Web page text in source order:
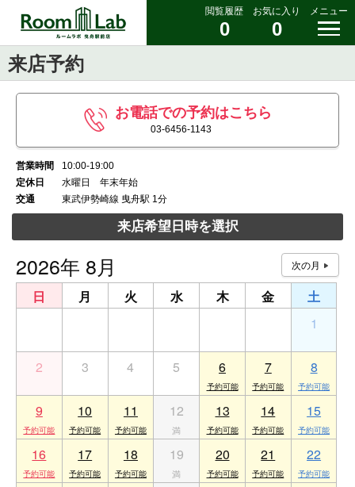
閲覧履歴
0
お気に入り
0
メニュー
来店予約
お電話での予約はこちら
03-6456-1143
営業時間
10:00-19:00
定休日
水曜日 年末年始
交通
東武伊勢崎線 曳舟駅 1分
来店希望日時を選択
2026年 8月
日 月 火 水 木 金
土
1
2 3 4 5 6 7 8
9 10 11 12 13 14 15
16 17 18 19 20 21 22